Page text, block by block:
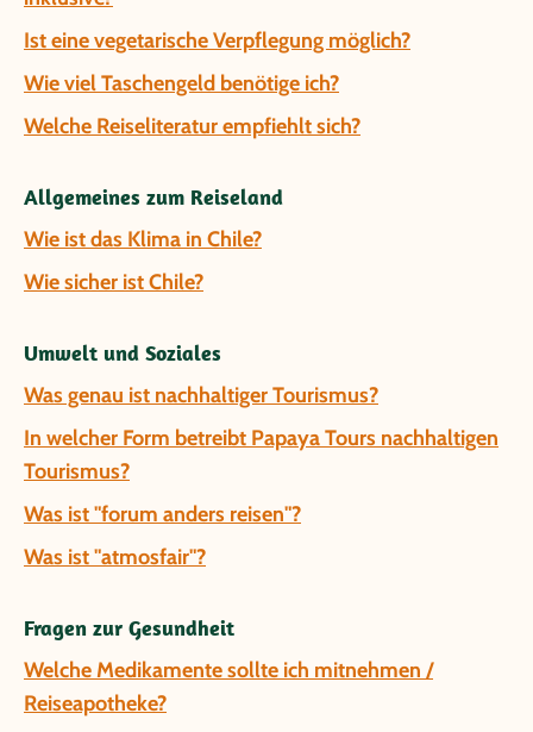
Ist eine vegetarische Verpflegung möglich?
Wie viel Taschengeld benötige ich?
Welche Reiseliteratur empfiehlt sich?
Allgemeines zum Reiseland
Wie ist das Klima in Chile?
Wie sicher ist Chile?
Umwelt und Soziales
Was genau ist nachhaltiger Tourismus?
In welcher Form betreibt Papaya Tours nachhaltigen
Tourismus?
Was ist "forum anders reisen"?
Was ist "atmosfair"?
Fragen zur Gesundheit
Welche Medikamente sollte ich mitnehmen /
Reiseapotheke?